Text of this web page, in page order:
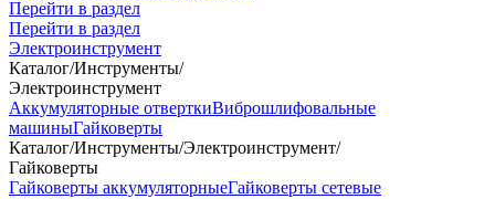
Перейти в раздел
Перейти в раздел
Электроинструмент
Каталог/Инструменты/
Электроинструмент
Аккумуляторные отверткиВиброшлифовальные
машиныГайковерты
Каталог/Инструменты/Электроинструмент/
Гайковерты
Гайковерты аккумуляторныеГайковерты сетевые